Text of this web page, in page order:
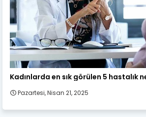
Kadın Sağlığı
Kadınlarda en sık görülen 5 hastalık
Pazartesi, Nisan 21, 2025